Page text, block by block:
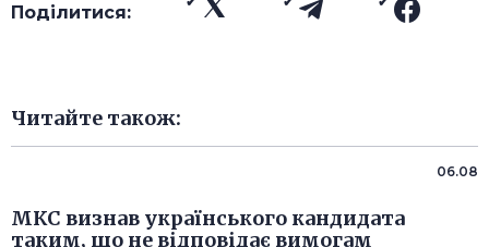
Поділитися:
Читайте також:
06.08
МКС визнав українського кандидата
таким, що не відповідає вимогам